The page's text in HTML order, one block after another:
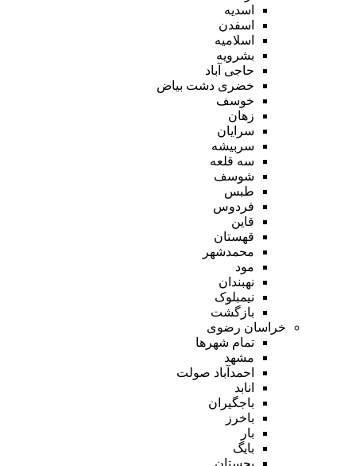
اسدیه
اسفدن
اسلامیه
بشرویه
حاجی آباد
خضری دشت بیاض
خوسف
زهان
سرایان
سربیشه
سه قلعه
شوسف
طبس
فردوس
قاین
قهستان
محمدشهر
مود
نهبندان
نیمبلوک
بازگشت
خراسان رضوی
تمام شهر‌ها
مشهد
احمدآباد صولت
انابد
باجگیران
باخرز
بار
بایگ
بجستان